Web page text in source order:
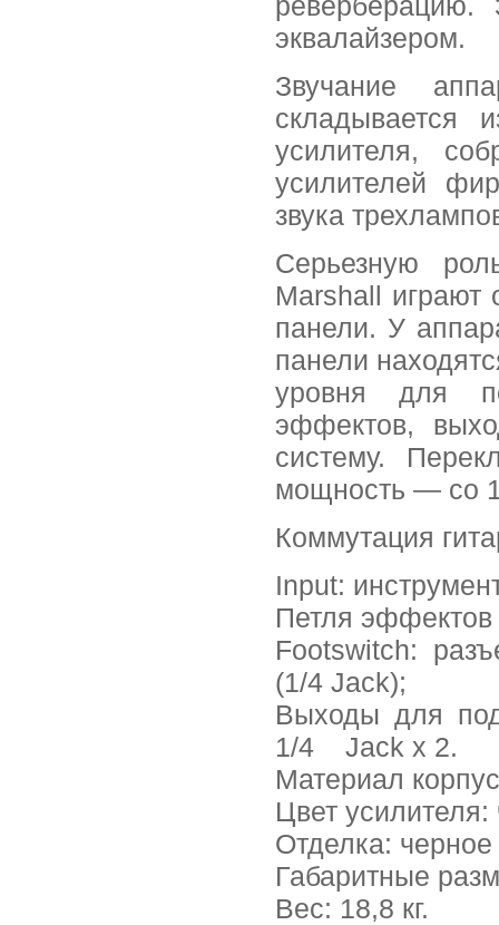
эквалайзером.
Звучание
складывается
усилителя,
усилителей
звука
Серьезную
Marshall играют
панели. У
панели
уровня для
эффектов,
систему.
мощность — со
Коммутация
Input:
Петля
Footswitch:
(1/4 Jack);
Выходы для
1/4 Jack x 2.
Материал
Цвет
Отделка:
Габаритные
Вес: 18,8 кг.